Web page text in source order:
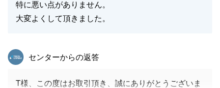
特に悪い点がありません。
大変よくして頂きました。
東急リバブル
センターからの返答
T様、この度はお取引頂き、誠にありがとうございま